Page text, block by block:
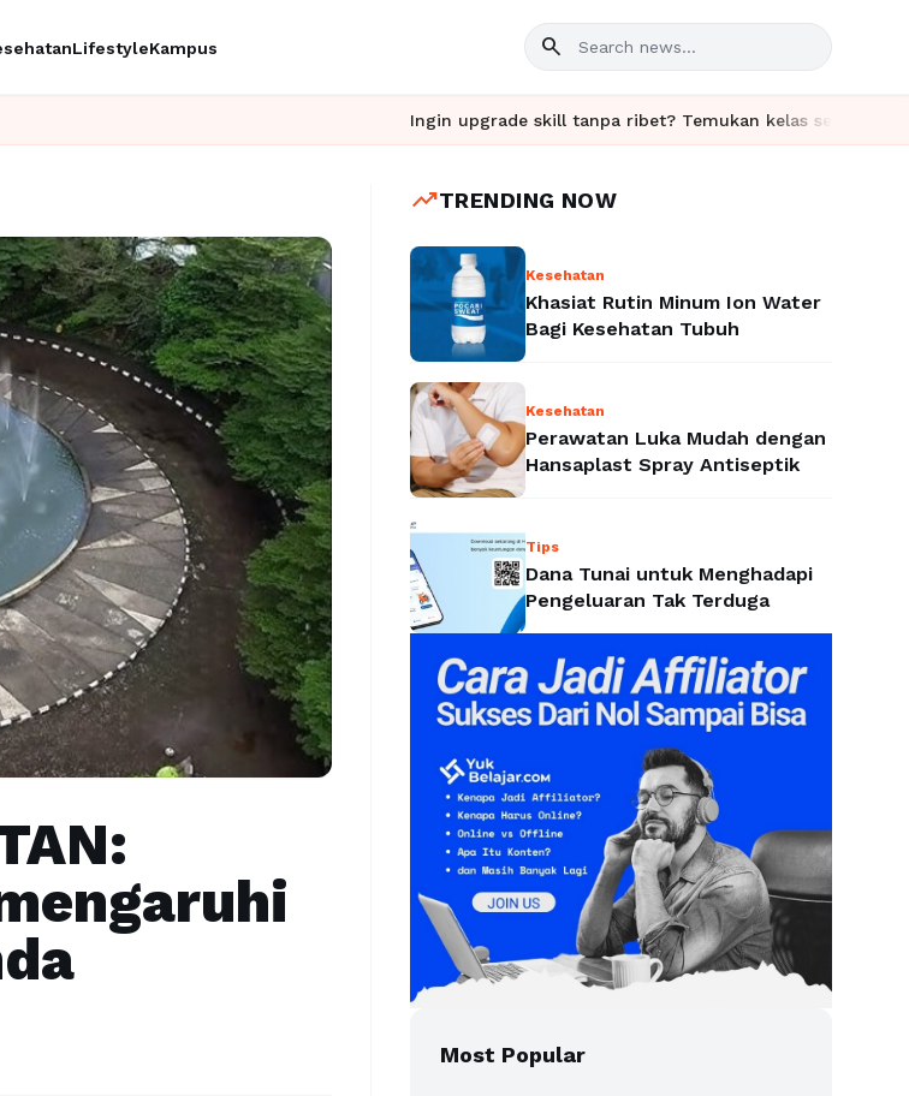
LifestyleKampus search
Ingin upgrade skill tanpa ribet? Temukan kelas seru dan materi
trending_upTRENDING NOW
Kesehatan
Khasiat Rutin Minum Ion Water
Bagi Kesehatan Tubuh
Kesehatan
Perawatan Luka Mudah dengan
Hansaplast Spray Antiseptik
Tips
Dana Tunai untuk Menghadapi
Pengeluaran Tak Terduga
Most Popular